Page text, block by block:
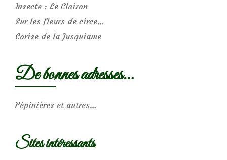
Insecte : Le Clairon
Sur les fleurs de circe…
Corise de la Jusquiame
De bonnes adresses…
Pépinières et autres…
Sites intéressants